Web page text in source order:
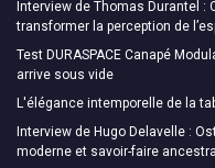
Interview de Thomas Durantel
transformer la perception de
Test DURASPACE Canapé
arrive sous vide
L'élégance intemporelle de la
Interview de Hugo Delavelle :
moderne et savoir-faire ancestral